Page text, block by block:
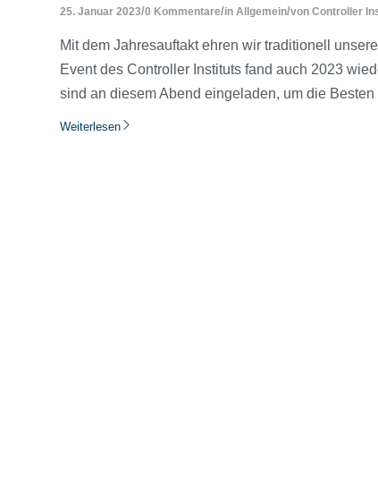
25. Januar 2023/0 Kommentare/in Allgemein/von Controller
Mit dem Jahresauftakt ehren wir traditionell
Event des Controller Instituts fand auch 2023
sind an diesem Abend eingeladen, um die
Weiterlesen